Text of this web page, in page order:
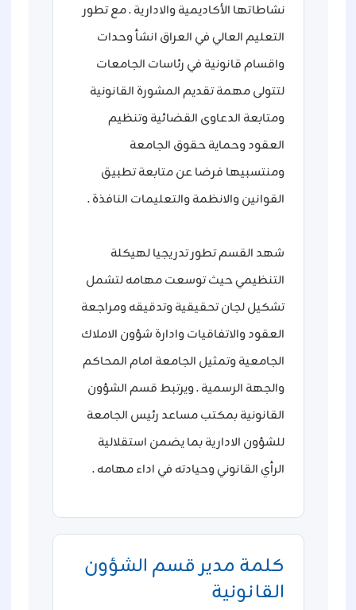
نشاطاتها الأكاديمية والادارية . مع تطور
التعليم العالي في العراق انشأ وحدات
واقسام قانونية في رئاسات الجامعات
لتتولى مهمة تقديم المشورة القانونية
ومتابعة الدعاوى القضائية وتنظيم
العقود وحماية حقوق الجامعة
ومنتسبيها فرضا عن متابعة تطبيق
القوانين والانظمة والتعليمات النافذة .
شهد القسم تطور تدريجيا لهيكلة
التنظيمي حيث توسعت مهامه لتشمل
تشكيل لجان تحقيقية وتدقيقه ومراجعة
العقود والاتفاقيات وادارة شؤون الاملاك
الجامعية وتمثيل الجامعة امام المحاكم
والجهة الرسمية . ويرتبط قسم الشؤون
القانونية بمكتب مساعد رئيس الجامعة
للشؤون الادارية بما يضمن استقلالية
الرأي القانوني وحيادته في اداء مهامه .
كلمة مدير قسم الشؤون
القانونية